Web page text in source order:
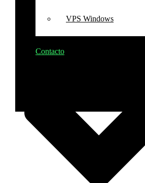
VPS Windows
Contacto